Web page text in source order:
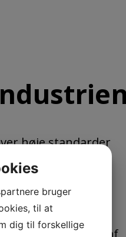
høje standarder
nøjagtighed i
for
der
og forarbejdning af
bruger
til at
dig til forskellige